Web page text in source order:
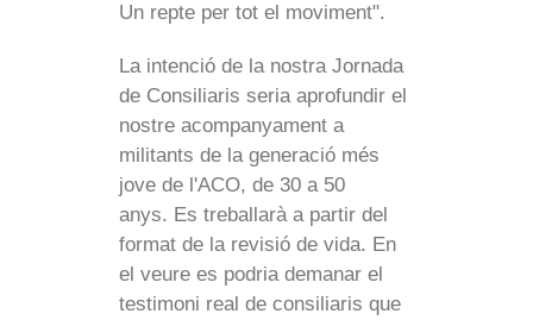
Un repte per tot el moviment".
La intenció de la nostra Jornada
de Consiliaris seria aprofundir el
nostre acompanyament a
militants de la generació més
jove de l'ACO, de 30 a 50
anys. Es treballarà a partir del
format de la revisió de vida. En
el veure es podria demanar el
testimoni real de consiliaris que